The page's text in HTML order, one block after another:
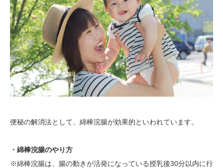
便秘の解消法として、綿棒浣腸が効果的といわれています。
・綿棒浣腸のやり方
※綿棒浣腸は、腸の動きが活発になっている授乳後30分以内に行